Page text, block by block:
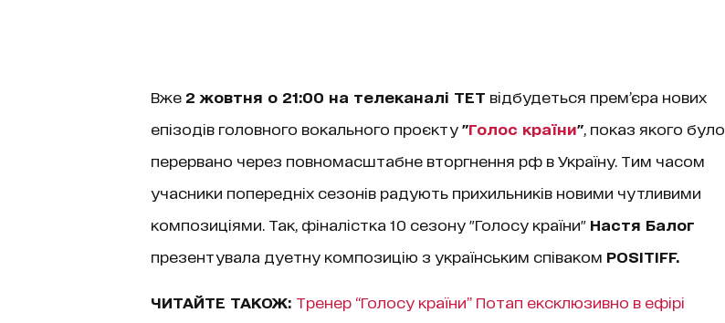
Вже 2 жовтня о 21:00 на телеканалі ТЕТ відбудеться прем’єра нових
епізодів головного вокального проєкту "Голос країни", показ якого було
перервано через повномасштабне вторгнення рф в Україну. Тим часом
учасники попередніх сезонів радують прихильників новими чутливими
композиціями. Так, фіналістка 10 сезону "Голосу країни" Настя Балог
презентувала дуетну композицію з українським співаком POSITIFF.
ЧИТАЙТЕ ТАКОЖ: Тренер “Голосу країни” Потап ексклюзивно в ефірі